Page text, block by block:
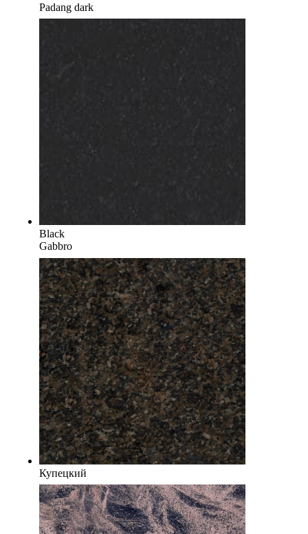
Padang dark
Black
Gabbro
Купецкий